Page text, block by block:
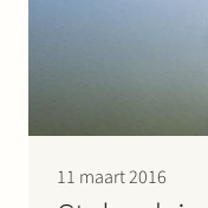
11 maart 2016